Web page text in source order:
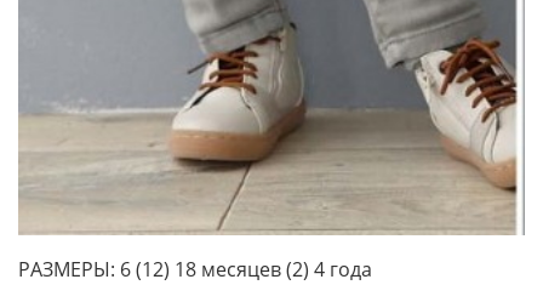
РАЗМЕРЫ: 6 (12) 18 месяцев (2) 4 года